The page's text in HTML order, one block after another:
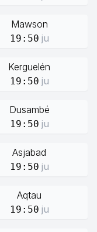
Mawson
19:50 ju
Kerguelén
19:50 ju
Dusambé
19:50 ju
Asjabad
19:50 ju
Aqtau
19:50 ju